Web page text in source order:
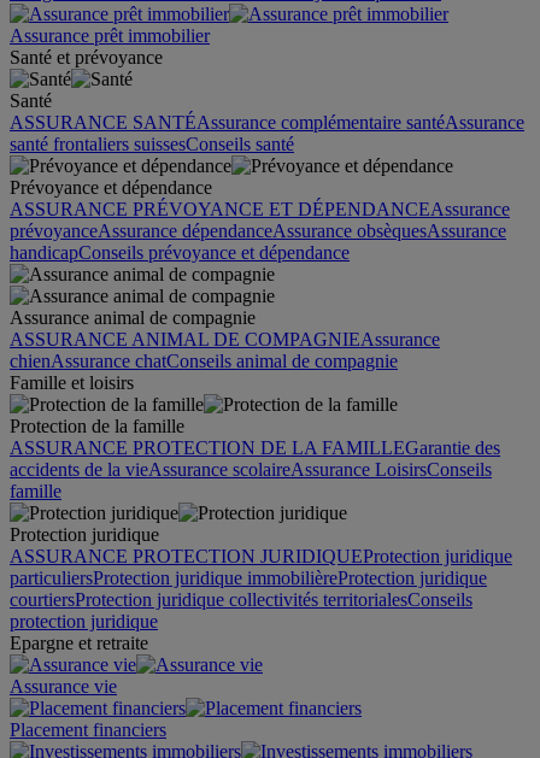
Assurance prêt immobilier
Santé et prévoyance
Santé
ASSURANCE SANTÉAssurance complémentaire santéAssurance
santé frontaliers suissesConseils santé
Prévoyance et dépendance
ASSURANCE PRÉVOYANCE ET DÉPENDANCEAssurance
prévoyanceAssurance dépendanceAssurance obsèquesAssurance
handicapConseils prévoyance et dépendance
Assurance animal de compagnie
ASSURANCE ANIMAL DE COMPAGNIEAssurance
chienAssurance chatConseils animal de compagnie
Famille et loisirs
Protection de la famille
ASSURANCE PROTECTION DE LA FAMILLEGarantie des
accidents de la vieAssurance scolaireAssurance LoisirsConseils
famille
Protection juridique
ASSURANCE PROTECTION JURIDIQUEProtection juridique
particuliersProtection juridique immobilièreProtection juridique
courtiersProtection juridique collectivités territorialesConseils
protection juridique
Epargne et retraite
Assurance vie
Placement financiers